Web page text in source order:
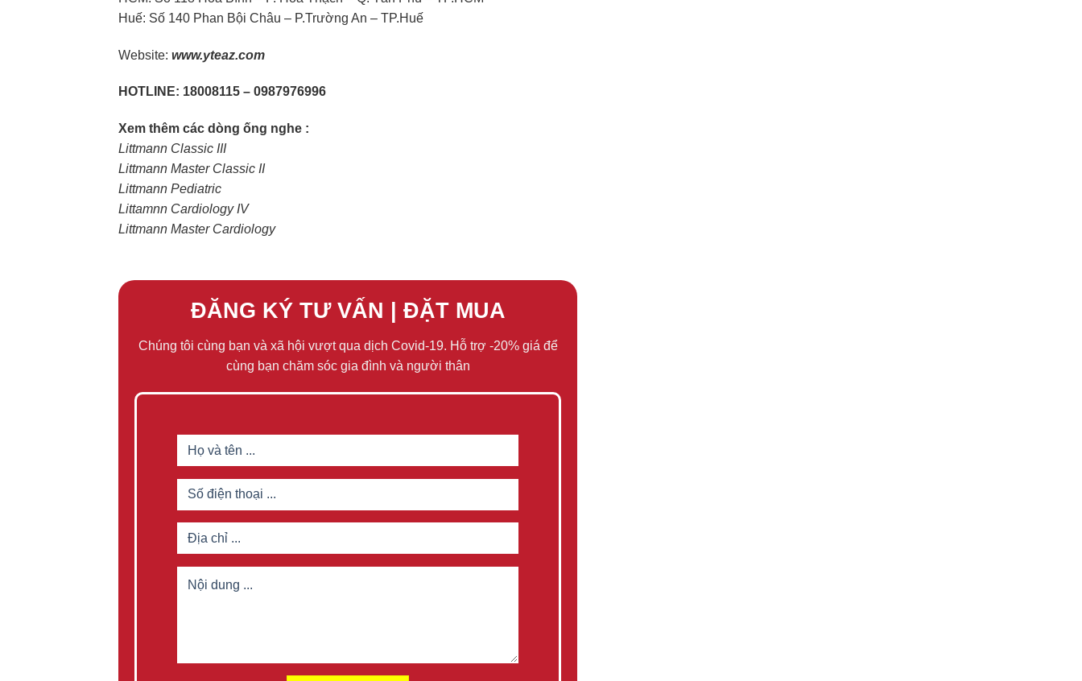
Huế: Số 140 Phan Bội Châu – P.Trường An – TP.Huế
Website: www.yteaz.com
HOTLINE: 18008115 – 0987976996
Xem thêm các dòng ống nghe :
Littmann Classic III
Littmann Master Classic II
Littmann Pediatric
Littamnn Cardiology IV
Littmann Master Cardiology
ĐĂNG KÝ TƯ VẤN | ĐẶT MUA
Chúng tôi cùng bạn và xã hội vượt qua dịch Covid-19. Hỗ trợ -20% giá để
cùng bạn chăm sóc gia đình và người thân